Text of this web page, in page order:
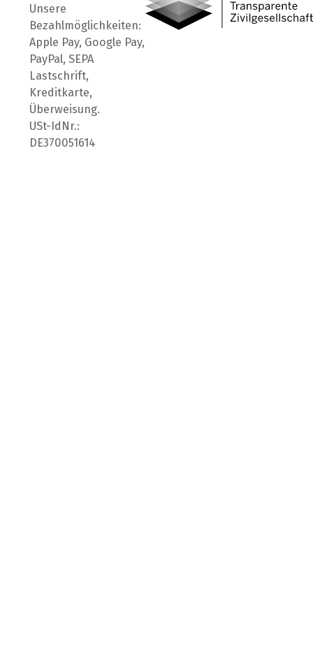
Unsere
Bezahlmöglichkeiten:
Apple Pay, Google Pay,
PayPal, SEPA
Lastschrift,
Kreditkarte,
Überweisung.
USt-IdNr.:
DE370051614